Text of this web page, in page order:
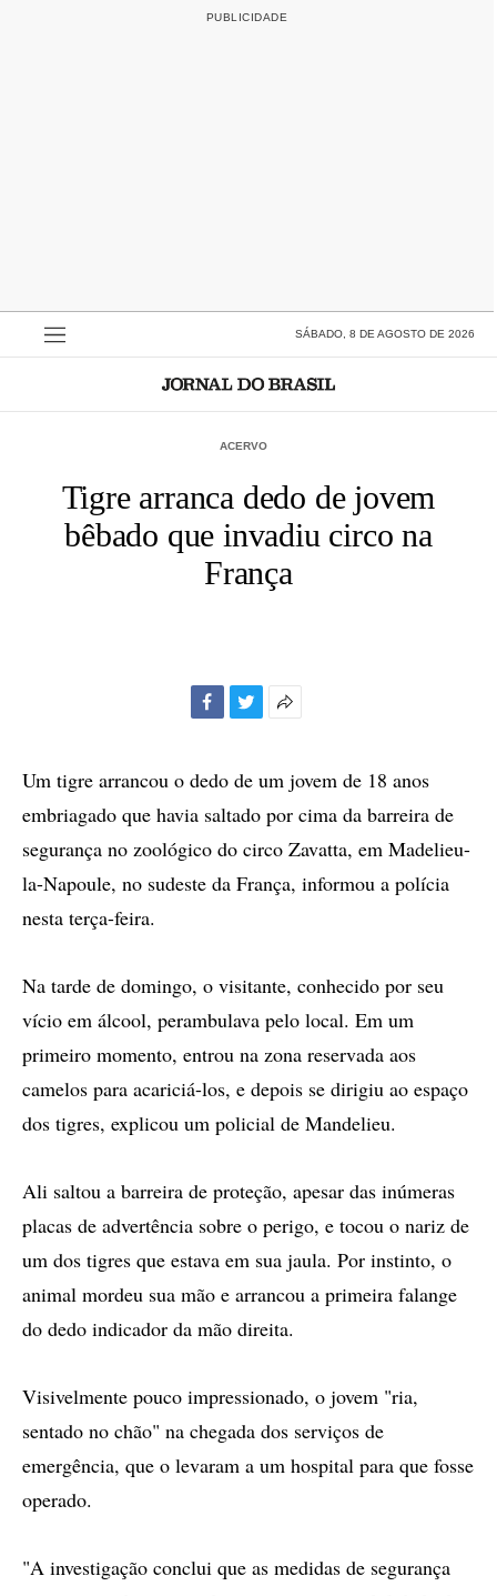
SÁBADO, 8 DE AGOSTO DE 2026
ACERVO
Tigre arranca dedo de jovem
bêbado que invadiu circo na
França
compartilhamento
Um tigre arrancou o dedo de um jovem de 18 anos
embriagado que havia saltado por cima da barreira de
segurança no zoológico do circo Zavatta, em Madelieu-
la-Napoule, no sudeste da França, informou a polícia
nesta terça-feira.
Na tarde de domingo, o visitante, conhecido por seu
vício em álcool, perambulava pelo local. Em um
primeiro momento, entrou na zona reservada aos
camelos para acariciá-los, e depois se dirigiu ao espaço
dos tigres, explicou um policial de Mandelieu.
Ali saltou a barreira de proteção, apesar das inúmeras
placas de advertência sobre o perigo, e tocou o nariz de
um dos tigres que estava em sua jaula. Por instinto, o
animal mordeu sua mão e arrancou a primeira falange
do dedo indicador da mão direita.
Visivelmente pouco impressionado, o jovem "ria,
sentado no chão" na chegada dos serviços de
emergência, que o levaram a um hospital para que fosse
operado.
"A investigação conclui que as medidas de segurança